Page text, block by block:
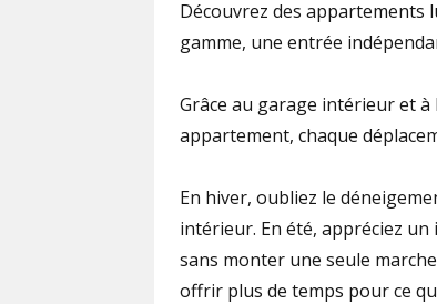
Découvrez des appartements
gamme, une entrée
Grâce au garage intérieur et
appartement, chaque
En hiver, oubliez le
intérieur. En été, appréciez
sans monter une seule
offrir plus de temps pour ce